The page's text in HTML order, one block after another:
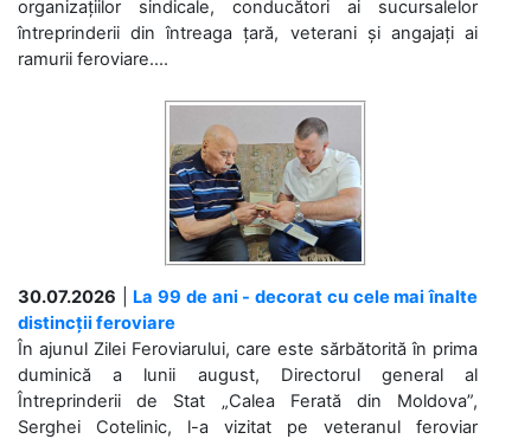
organizațiilor sindicale, conducători ai sucursalelor
întreprinderii din întreaga țară, veterani și angajați ai
ramurii feroviare....
30.07.2026
La 99 de ani - decorat cu cele mai înalte
distincții feroviare
În ajunul Zilei Feroviarului, care este sărbătorită în prima
duminică a lunii august, Directorul general al
Întreprinderii de Stat „Calea Ferată din Moldova”,
Serghei Cotelinic, l-a vizitat pe veteranul feroviar